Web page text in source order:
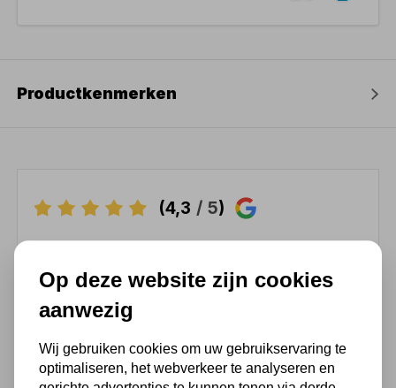
Productkenmerken
(4,3 / 5)
Voor 16.00 u besteld, dezelfde dag
verzonden
548 51 75 75
1.500 m2 winkel in Rijssen !
Op deze website zijn cookies
aanwezig
Wij gebruiken cookies om uw gebruikservaring te
optimaliseren, het webverkeer te analyseren en